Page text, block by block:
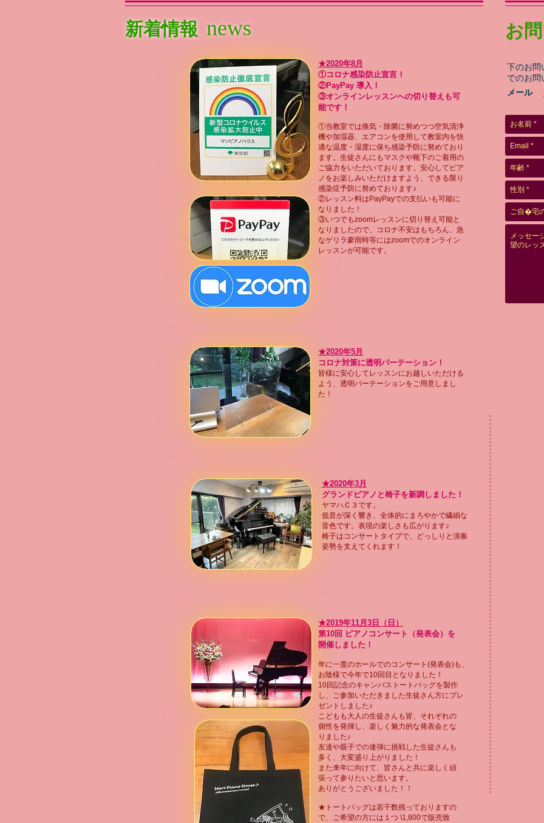
新着情報 news お
★2020年8月
①コロナ感染防止宣言！
②PayPay 導入！
③オンラインレッスンへの切り替えも可
能です！
①当教室では換気・除菌に努めつつ空気清浄
機や加湿器、エアコンを使用して教室内を快
適な温度・湿度に保ち感染予防に努めており
ます。生徒さんにもマスクや靴下のご着用の
ご協力をいただいております。安心してピア
ノをお楽しみいただけますよう、できる限り
感染症予防に努めております♪
②レッスン料はPayPayでの支払いも可能に
なりました！
③いつでもzoomレッスンに切り替え可能と
なりましたので、コロナ不安はもちろん、急
なゲリラ豪雨時等にはzoomでのオンライン
レッスンが可能です。
★2020年5月
​コロナ対策に透明パーテーション！
皆様に安心してレッスンにお越しいただける
よう、透明パーテーションをご用意しまし
た！
★2020年3月
グランドピアノと椅子を新調しました！
ヤマハＣ３です。
低音が深く響き、全体的にまろやかで繊細な
音色です。表現の楽しさも広がります♪
​椅子はコンサートタイプで、どっしりと演奏
姿勢を支えてくれます！
★2019年11月3日（日 ）
第10回 ピアノコンサート（発表会）を
開催しました！
年に一度のホールでのコンサート(発表会)も、
お陰様で今年で10回目となりました！
10回記念のキャンバストートバッグを製作
し、 ご参加いただきました生徒さん方にプレ
ゼントし ました♪
こどもも大人の生徒さんも皆、それぞれの
個性を発揮し、楽しく魅力的な発表会とな
りました♪
友達や親子での連弾に挑戦した生徒さんも
多く、大変盛り上がりました！
また来年に向けて、皆さんと共に楽しく 頑
張って参りたいと思います。
ありがとうございました！！
★トートバッグは若干数残っておりますの
で、ご希望の方には１つ \1,800で販売致
下のお問
でのお問
メール